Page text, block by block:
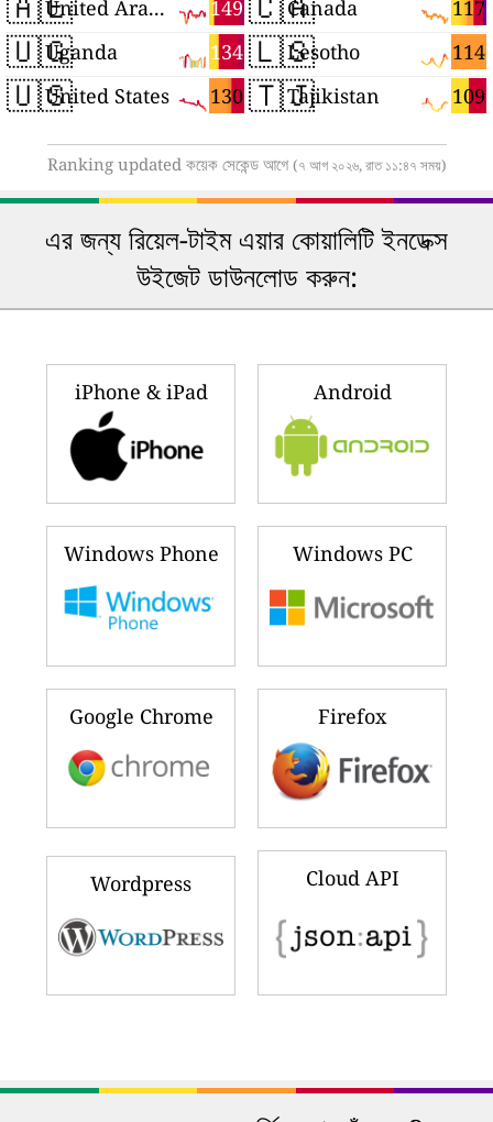
149
United Arab Emirates
🇺🇬 134
Uganda
🇺🇸 130
United States
117
Canada
🇱🇸 114
Lesotho
🇹🇯 109
Tajikistan
Ranking updated কয়েক সেকেন্ড আগে (৭ আগ ২০২৬, রাত ১১:৪৭ সময়)
এর জন্য রিয়েল-টাইম এয়ার কোয়ালিটি ইনডেক্স
উইজেট ডাউনলোড করুন:
iPhone & iPad Android
Windows Phone Windows PC
Google Chrome Firefox
Wordpress Cloud API